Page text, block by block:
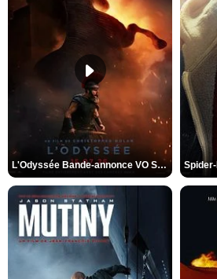
L'Odyssée Bande-annonce VO STFR